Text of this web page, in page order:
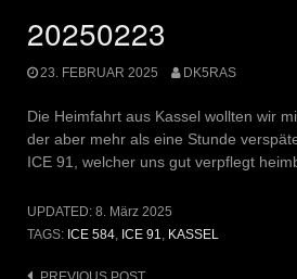
20250223
23. FEBRUAR 2025 DK5RAS
Die Heimfahrt aus Kassel wollten wir
der aber mehr als eine Stunde
ICE 91, welcher uns gut verpflegt
UPDATED: 8. März 2025
TAGS: ICE 584, ICE 91, KASSEL